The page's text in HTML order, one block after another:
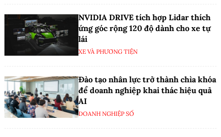
NVIDIA DRIVE tích hợp Lidar thích
ứng góc rộng 120 độ dành cho xe tự
lái
XE VÀ PHƯƠNG TIỆN
Đào tạo nhân lực trở thành chìa khóa
để doanh nghiệp khai thác hiệu quả
AI
DOANH NGHIỆP SỐ